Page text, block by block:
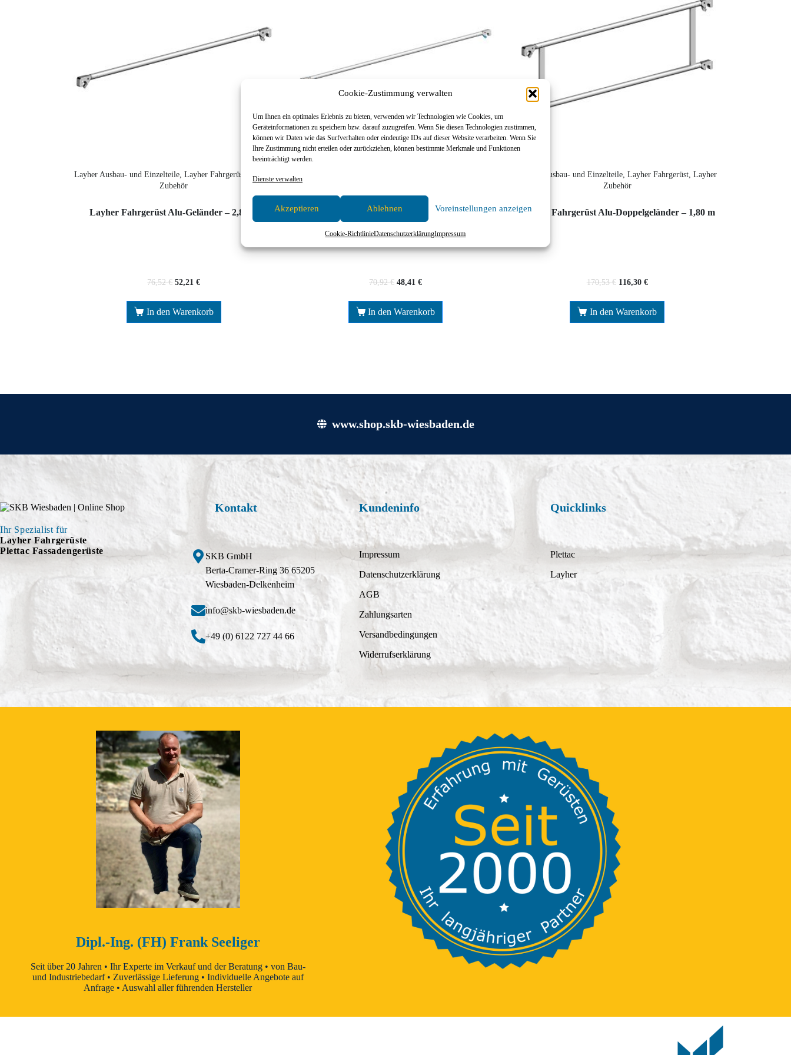
Cookie-Zustimmung verwalten
Um Ihnen ein optimales Erlebnis zu bieten, verwenden wir Technologien wie Cookies, um
Geräteinformationen zu speichern bzw. darauf zuzugreifen. Wenn Sie diesen Technologien zustimmen,
können wir Daten wie das Surfverhalten oder eindeutige IDs auf dieser Website verarbeiten. Wenn Sie
Ihre Zustimmung nicht erteilen oder zurückziehen, können bestimmte Merkmale und Funktionen
beeinträchtigt werden.
Dienste verwalten
Akzeptieren Ablehnen Voreinstellungen anzeigen
Cookie-RichtlinieDatenschutzerklärungImpressum
Layher Ausbau- und Einzelteile, Layher Fahrgerüst, Layher
Zubehör
Layher Fahrgerüst Alu-Geländer – 2,85 m
76,52€ 52,21€
In den Warenkorb
Layher Fahrgerüst Alu-Diagonale – 2,50 m
70,92€ 48,41 €
In den Warenkorb
Layher Ausbau- und Einzelteile, Layher Fahrgerüst, Layher
Zubehör
Layher Fahrgerüst Alu-Doppelgeländer – 1,80 m
170,53€ 116,30 €
In den Warenkorb
www.shop.skb-wiesbaden.de
Ihr Spezialist für
Layher Fahrgerüste
Plettac Fassadengerüste
Kontakt
SKB GmbH
Berta-Cramer-Ring 36 65205
Wiesbaden-Delkenheim
info@skb-wiesbaden.de
+49 (0) 6122 727 44 66
Kundeninfo
Impressum
Datenschutzerklärung
AGB
Zahlungsarten
Versandbedingungen
Widerrufserklärung
Quicklinks
Plettac
Layher
Dipl.-Ing. (FH) Frank Seeliger
Seit über 20 Jahren • Ihr Experte im Verkauf und der Beratung • von Bau-
und Industriebedarf • Zuverlässige Lieferung • Individuelle Angebote auf
Anfrage • Auswahl aller führenden Hersteller